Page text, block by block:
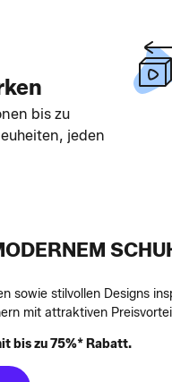
bis zu
jeden
stilvollen Designs
mit attraktiven
bis zu 75%* Rabatt.